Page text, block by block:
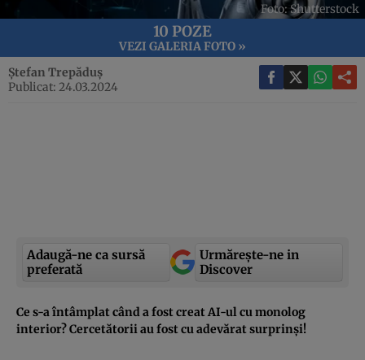
Foto: Shutterstock
10 POZE
VEZI GALERIA FOTO »
Ștefan Trepăduș
Publicat: 24.03.2024
Adaugă-ne ca sursă
preferată
Urmărește-ne in
Discover
Ce s-a întâmplat când a fost creat AI-ul cu monolog
interior? Cercetătorii au fost cu adevărat surprinși!